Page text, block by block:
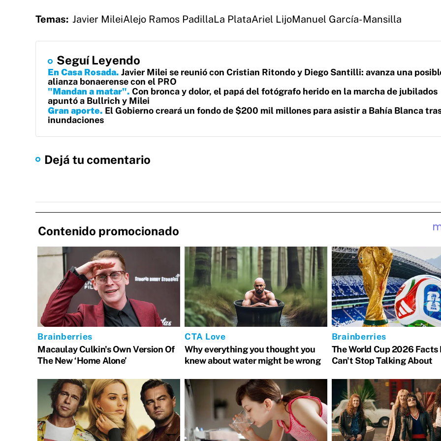
Temas: Javier MileiAlejo Ramos PadillaLa PlataAriel LijoManuel García-Mansilla
Seguí Leyendo
En Casa Rosada Javier Milei se reunió con Cristian Ritondo y Diego Santilli: avanza una
alianza bonaerense con el PRO
"Mandan a matar" Con bronca y dolor, el papá del fotógrafo herido en la marcha de jubilados
apuntó a Bullrich y Milei
Gran aporte El Gobierno creará un fondo de $200 mil millones para asistir a Bahía Blanca
inundaciones
Dejá tu comentario